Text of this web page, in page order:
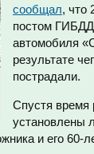
сообщал, что
постом
автомобиля
результате
пострадали.
Спустя
установлены
и его 60-